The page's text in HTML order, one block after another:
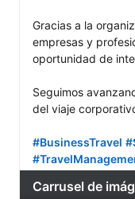
Gracias a la
empresas y
oportunidad de
Seguimos
del viaje
#BusinessTravel